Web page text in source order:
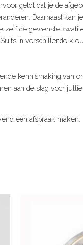
geldt dat je de
Daarnaast kan
zelf de gewenste
in verschillende
kennismaking van
aan de slag voor
een afspraak maken.